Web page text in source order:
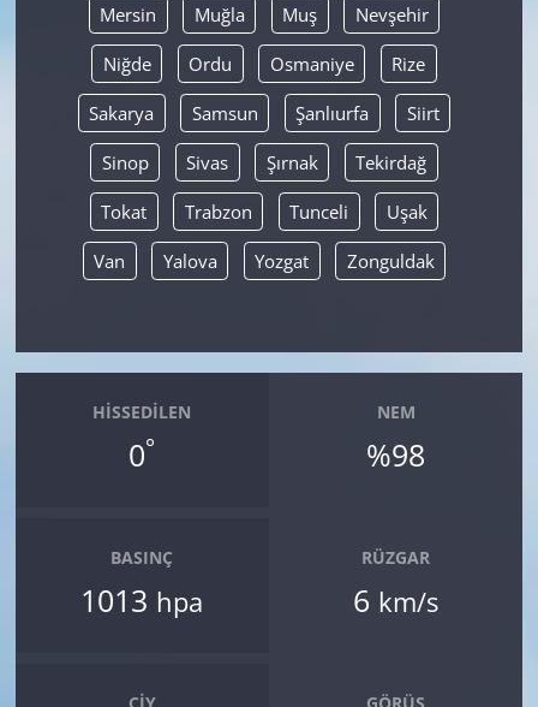
Mersin Muğla Muş Nevşehir
Niğde Ordu Osmaniye Rize
Sakarya Samsun Şanlıurfa Siirt
Sinop Sivas Şırnak Tekirdağ
Tokat Trabzon Tunceli Uşak
Van Yalova Yozgat Zonguldak
HISSEDILEN
0°
NEM
%98
BASINÇ
1013 hpa
RÜZGAR
6 km/s